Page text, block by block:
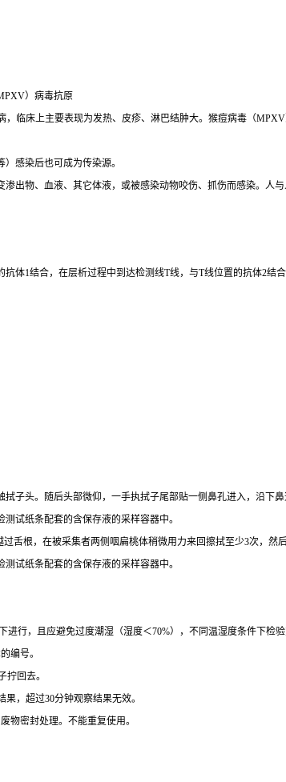
）病毒抗原
，临床上主要表现为发热、皮疹、淋巴结肿大。猴痘病毒（
感染后也可成为传染源。
出物、血液、其它体液，或被感染动物咬伤、抓伤而感染。
抗体1结合，在层析过程中到达检测线T线，与T线位置的抗体2结
子头。随后头部微仰，一手执拭子尾部贴一侧鼻孔进入，沿下
试纸条配套的含保存液的采样容器中。
舌根，在被采集者两侧咽扁桃体稍微用力来回擦拭至少3次，然
试纸条配套的含保存液的采样容器中。
行，且应避免过度潮湿（湿度＜70%），不同温湿度条件下检验
编号。
拧回去。
，超过30分钟观察结果无效。
物密封处理。不能重复使用。